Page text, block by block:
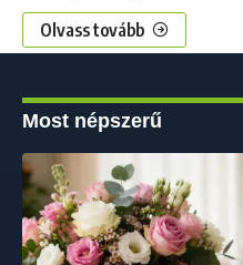
Olvass tovább
Most népszerű